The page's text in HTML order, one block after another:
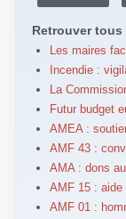
Retrouver
Les maires
Incendie :
La
Futur budget
AMEA :
AMF 43 :
AMA : dons
AMF 15 :
AMF 01 :